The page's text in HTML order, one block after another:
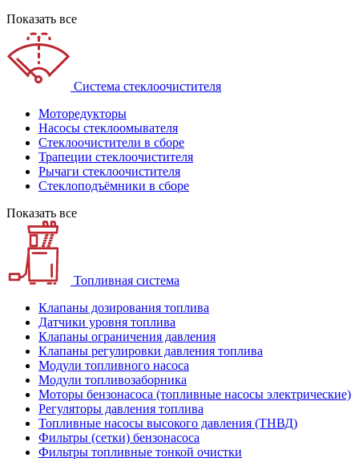
Показать все
Система стеклоочистителя
Моторедукторы
Насосы стеклоомывателя
Стеклоочистители в сборе
Трапеции стеклоочистителя
Рычаги стеклоочистителя
Стеклоподъёмники в сборе
Показать все
Топливная система
Клапаны дозирования топлива
Датчики уровня топлива
Клапаны ограничения давления
Клапаны регулировки давления топлива
Модули топливного насоса
Модули топливозаборника
Моторы бензонасоса (топливные насосы электрические)
Регуляторы давления топлива
Топливные насосы высокого давления (ТНВД)
Фильтры (сетки) бензонасоса
Фильтры топливные тонкой очистки